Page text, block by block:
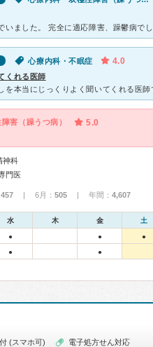
心療内科・不眠症 4.0
くれる医師
害（躁うつ病） 5.0
神科
門医
457 | 6月： 505 | 年間： 4,607
水 木 金 土
● ● ●
● ●
(スマホ可) 電子処方せん対応